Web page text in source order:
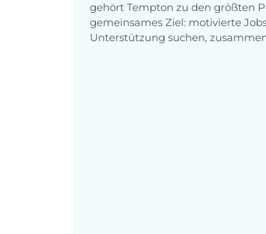
gehört Tempton zu den größten
gemeinsames Ziel: motivierte
Unterstützung suchen,